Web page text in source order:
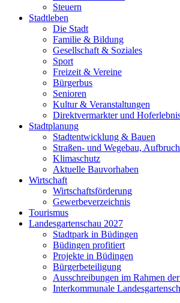
Steuern
Stadtleben
Die Stadt
Familie & Bildung
Gesellschaft & Soziales
Sport
Freizeit & Vereine
Bürgerbus
Senioren
Kultur & Veranstaltungen
Direktvermarkter und
Stadtplanung
Stadtentwicklung & Bauen
Straßen- und Wegebau,
Klimaschutz
Aktuelle Bauvorhaben
Wirtschaft
Wirtschaftsförderung
Gewerbeverzeichnis
Tourismus
Landesgartenschau 2027
Stadtpark in Büdingen
Büdingen profitiert
Projekte in Büdingen
Bürgerbeteiligung
Ausschreibungen im Rahmen
Interkommunale